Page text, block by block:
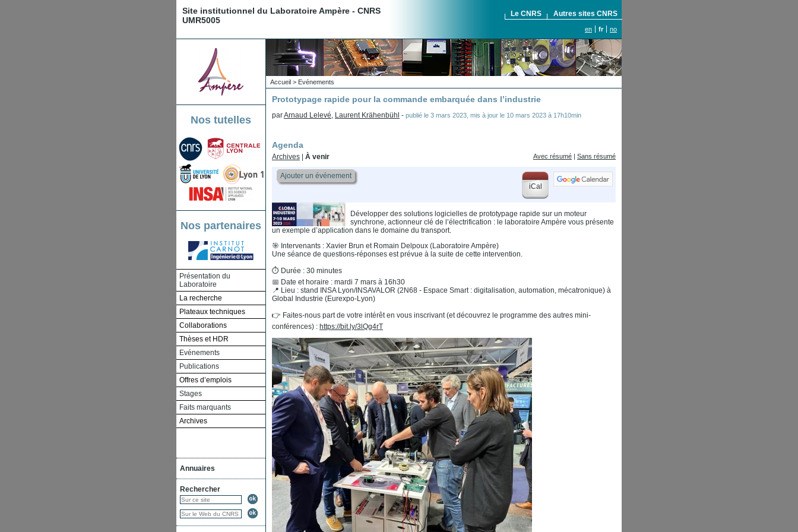
Site institutionnel du Laboratoire Ampère - CNRS
UMR5005
Le CNRS Autres sites CNRS
en fr no
Nos tutelles
Nos partenaires
Présentation du
Laboratoire
La recherche
Plateaux techniques
Collaborations
Thèses et HDR
Evénements
Publications
Offres d’emplois
Stages
Faits marquants
Archives
Annuaires
Rechercher
Accueil > Evénements
Prototypage rapide pour la commande embarquée dans l’industrie
parArnaud Lelevé, Laurent Krähenbühl - publié le 3 mars 2023 mis à jour le 10 mars 2023 à 17h10min
Agenda
Avec résumé | Sans résumé
Archives À venir
Ajouter un événement
iCal
Développer des solutions logicielles de prototypage rapide sur un moteur
synchrone, actionneur clé de l’électrification : le laboratoire Ampère vous présente
un exemple d’application dans le domaine du transport.
🎯 Intervenants : Xavier Brun et Romain Delpoux (Laboratoire Ampère)
Une séance de questions-réponses est prévue à la suite de cette intervention.
⏱ Durée : 30 minutes
📅 Date et horaire : mardi 7 mars à 16h30
📍 Lieu : stand INSA Lyon/INSAVALOR (2N68 - Espace Smart : digitalisation, automation, mécatronique) à
Global Industrie (Eurexpo-Lyon)
👉 Faites-nous part de votre intérêt en vous inscrivant (et découvrez le programme des autres mini-
conférences) : https://bit.ly/3lQg4rT